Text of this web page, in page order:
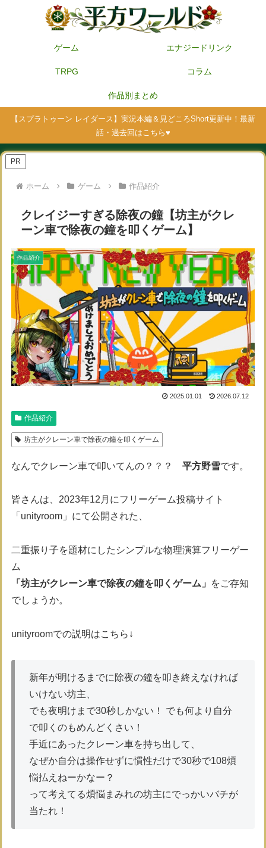
ゲーム エナジードリンク
TRPG コラム
作品別まとめ
【スプラトゥーン レイダース】実況本編＆見どころShort更新中！最新
話・過去回はこちら♥
PR
ホーム ゲーム 作品紹介
クレイジーすぎる除夜の鐘【坊主がクレ
ーン車で除夜の鐘を叩くゲーム】
作品紹介
2025.01.01 2026.07.12
作品紹介
坊主がクレーン車で除夜の鐘を叩くゲーム
なんでクレーン車で叩いてんの？？？ 平方野雪です。
皆さんは、2023年12月にフリーゲーム投稿サイト
「unityroom」にて公開された、
二重振り子を題材にしたシンプルな物理演算フリーゲー
ム
「坊主がクレーン車で除夜の鐘を叩くゲーム」
をご存知
でしょうか。
unityroomでの説明はこちら↓
新年が明けるまでに除夜の鐘を叩き終えなければ
いけない坊主、
でも夜明けまで30秒しかない！ でも何より自分
で叩くのもめんどくさい！
手近にあったクレーン車を持ち出して、
なぜか自分は操作せずに慣性だけで30秒で108煩
悩払えねーかなー？
って考えてる煩悩まみれの坊主にでっかいバチが
当たれ！